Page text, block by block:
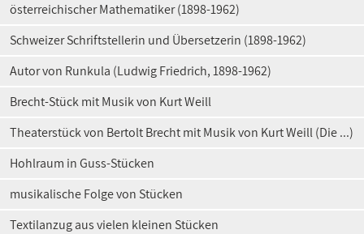
österreichischer Mathematiker (1898-1962)
Schweizer Schriftstellerin und Übersetzerin (1898-1962)
Autor von Runkula (Ludwig Friedrich, 1898-1962)
Brecht-Stück mit Musik von Kurt Weill
Theaterstück von Bertolt Brecht mit Musik von Kurt Weill (Die ...)
Hohlraum in Guss-Stücken
musikalische Folge von Stücken
Textilanzug aus vielen kleinen Stücken